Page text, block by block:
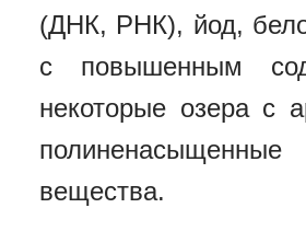
(ДНК, РНК), йод,
с повышенным
некоторые озера с
вещества.